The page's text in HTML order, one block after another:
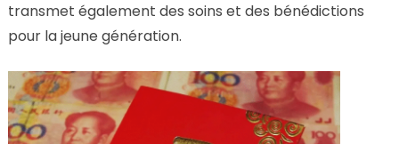
transmet également des soins et des bénédictions
pour la jeune génération.